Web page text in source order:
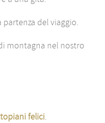
del viaggio.
montagna nel nostro
felici.